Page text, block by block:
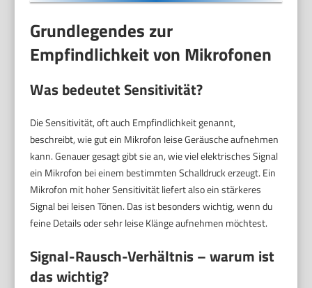
Grundlegendes zur
Empfindlichkeit von Mikrofonen
Was bedeutet Sensitivität?
Die Sensitivität, oft auch Empfindlichkeit genannt,
beschreibt, wie gut ein Mikrofon leise Geräusche aufnehmen
kann. Genauer gesagt gibt sie an, wie viel elektrisches Signal
ein Mikrofon bei einem bestimmten Schalldruck erzeugt. Ein
Mikrofon mit hoher Sensitivität liefert also ein stärkeres
Signal bei leisen Tönen. Das ist besonders wichtig, wenn du
feine Details oder sehr leise Klänge aufnehmen möchtest.
Signal-Rausch-Verhältnis – warum ist
das wichtig?